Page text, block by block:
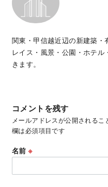
関東・甲信越近辺の新建築
レイス・風景・公園・ホテ
きます。
コメントを残す
メールアドレスが公開されるこ
欄は必須項目です
名前※